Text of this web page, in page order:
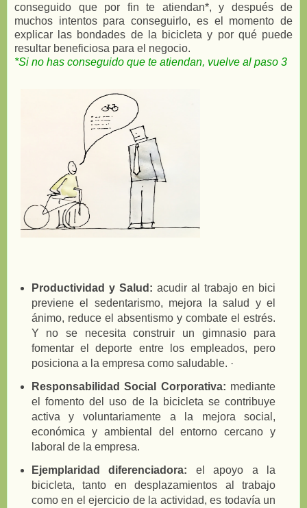
conseguido que por fin te atiendan*, y después de
muchos intentos para conseguirlo, es el momento de
explicar las bondades de la bicicleta y por qué puede
resultar beneficiosa para el negocio.
*Si no has conseguido que te atiendan, vuelve al paso 3
Productividad y Salud: acudir al trabajo en bici
previene el sedentarismo, mejora la salud y el
ánimo, reduce el absentismo y combate el estrés.
Y no se necesita construir un gimnasio para
fomentar el deporte entre los empleados, pero
posiciona a la empresa como saludable. ·
Responsabilidad Social Corporativa: mediante
el fomento del uso de la bicicleta se contribuye
activa y voluntariamente a la mejora social,
económica y ambiental del entorno cercano y
laboral de la empresa.
Ejemplaridad diferenciadora: el apoyo a la
bicicleta, tanto en desplazamientos al trabajo
como en el ejercicio de la actividad, es todavía un